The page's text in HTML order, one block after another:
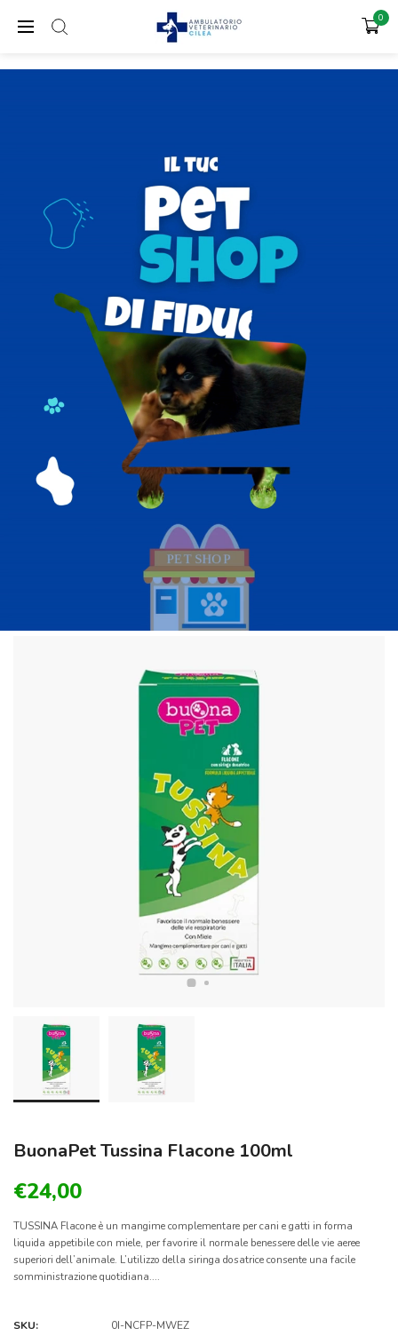
0
BuonaPet Tussina Flacone 100ml
€24,00
TUSSINA Flacone è un mangime complementare per cani e gatti in forma
liquida appetibile con miele, per favorire il normale benessere delle vie aeree
superiori dell’animale. L’utilizzo della siringa dosatrice consente una facile
somministrazione quotidiana....
SKU:
0I-NCFP-MWEZ